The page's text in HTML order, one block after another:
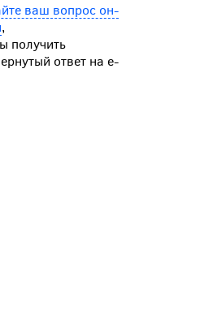
ваш вопрос он-
,
получить
ответ на e-